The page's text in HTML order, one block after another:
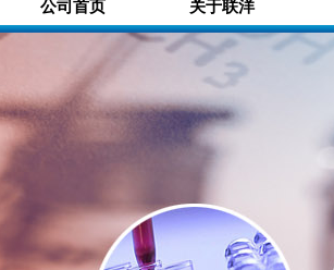
公司首页 关于联洋